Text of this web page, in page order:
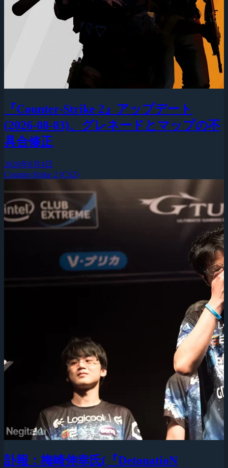
『Counter-Strike 2』アップデート
(2026-08-03)、グレネードとマップの不
具合修正
2026年8月4日
Counter-Strike 2 (CS2)
訃報：梅崎伸幸氏(『DetonatioN